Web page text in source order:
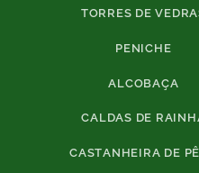
TORRES DE
PENICHE
ALCOBAÇA
CALDAS DE
CASTANHEIRA DE